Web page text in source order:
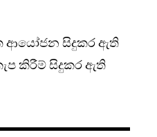
ආයෝජන සිදුකර ඇති
කිරීම් සිදුකර ඇති